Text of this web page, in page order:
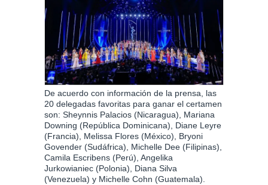
De acuerdo con información de la prensa, las
20 delegadas favoritas para ganar el certamen
son: Sheynnis Palacios (Nicaragua), Mariana
Downing (República Dominicana), Diane Leyre
(Francia), Melissa Flores (México), Bryoni
Govender (Sudáfrica), Michelle Dee (Filipinas),
Camila Escribens (Perú), Angelika
Jurkowianiec (Polonia), Diana Silva
(Venezuela) y Michelle Cohn (Guatemala).